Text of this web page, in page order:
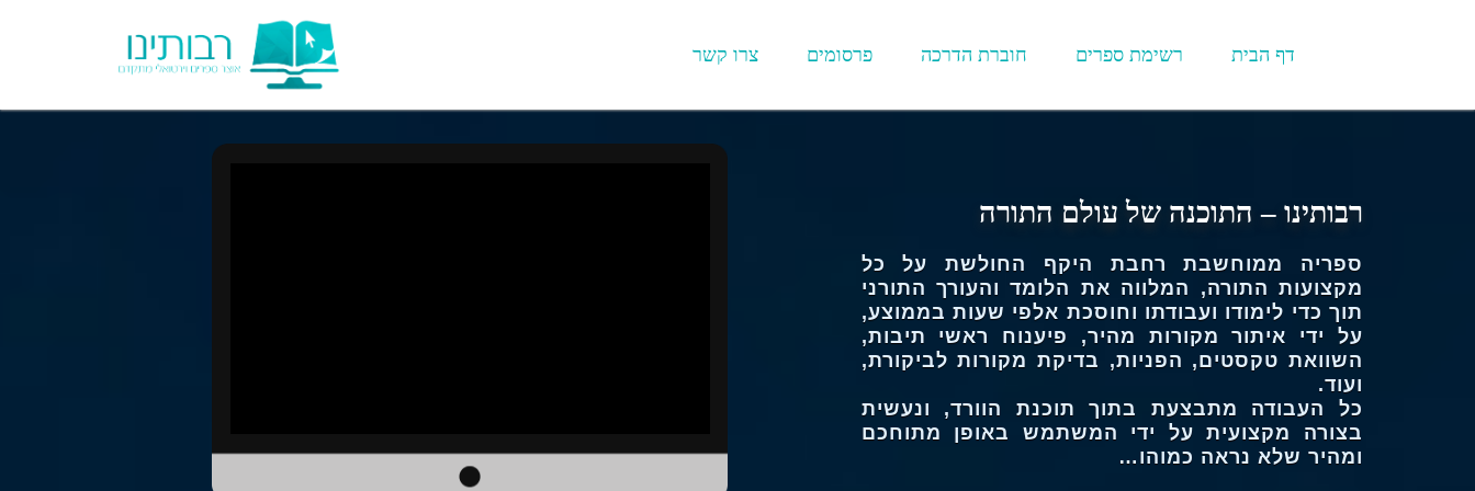
צרו קשר פרסומים חוברת הדרכה רשימת ספרים דף הבית
רבותינו – התוכנה של עולם התורה
ספריה ממוחשבת רחבת היקף החולשת על כל
מקצועות התורה, המלווה את הלומד והעורך התורני
תוך כדי לימודו ועבודתו וחוסכת אלפי שעות בממוצע,
על ידי איתור מקורות מהיר, פיענוח ראשי תיבות,
השוואת טקסטים, הפניות, בדיקת מקורות לביקורת,
ועוד.
כל העבודה מתבצעת בתוך תוכנת הוורד, ונעשית
בצורה מקצועית על ידי המשתמש באופן מתוחכם
ומהיר שלא נראה כמוהו…